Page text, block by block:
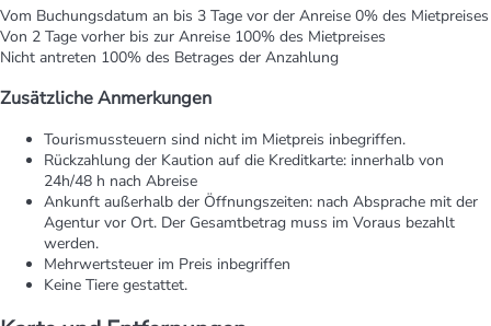
Vom Buchungsdatum an bis 3 Tage vor der Anreise 0% des Mietpreises
Von 2 Tage vorher bis zur Anreise 100% des Mietpreises
Nicht antreten 100% des Betrages der Anzahlung
Zusätzliche Anmerkungen
Tourismussteuern sind nicht im Mietpreis inbegriffen.
Rückzahlung der Kaution auf die Kreditkarte: innerhalb von
24h/48 h nach Abreise
Ankunft außerhalb der Öffnungszeiten: nach Absprache mit der
Agentur vor Ort. Der Gesamtbetrag muss im Voraus bezahlt
werden.
Mehrwertsteuer im Preis inbegriffen
Keine Tiere gestattet.